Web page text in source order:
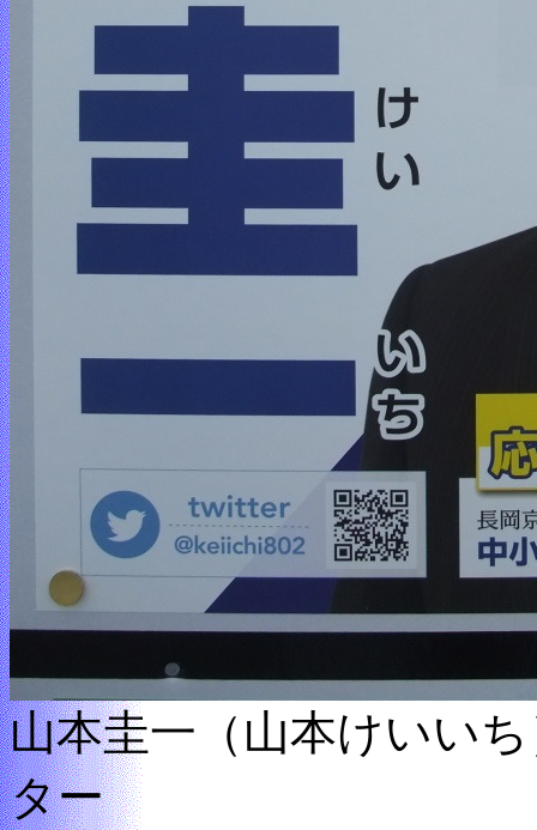
山本圭一（山本けいい
ター